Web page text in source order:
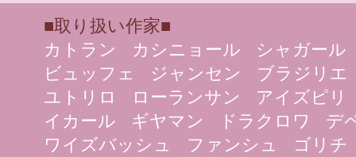
■取り扱い作家■
カトラン
カシニョール
シャガール
ビュッフェ
ジャンセン
ブラジリエ
ユトリロ
ローランサン
アイズピリ
イカール
ギヤマン ドラクロワ
デ
ワイズバッシュ
ファンシュ
ゴリチ